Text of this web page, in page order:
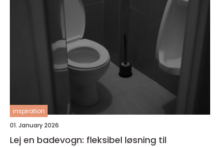
inspiration
01. January 2026
Lej en badevogn: fleksibel løsning til